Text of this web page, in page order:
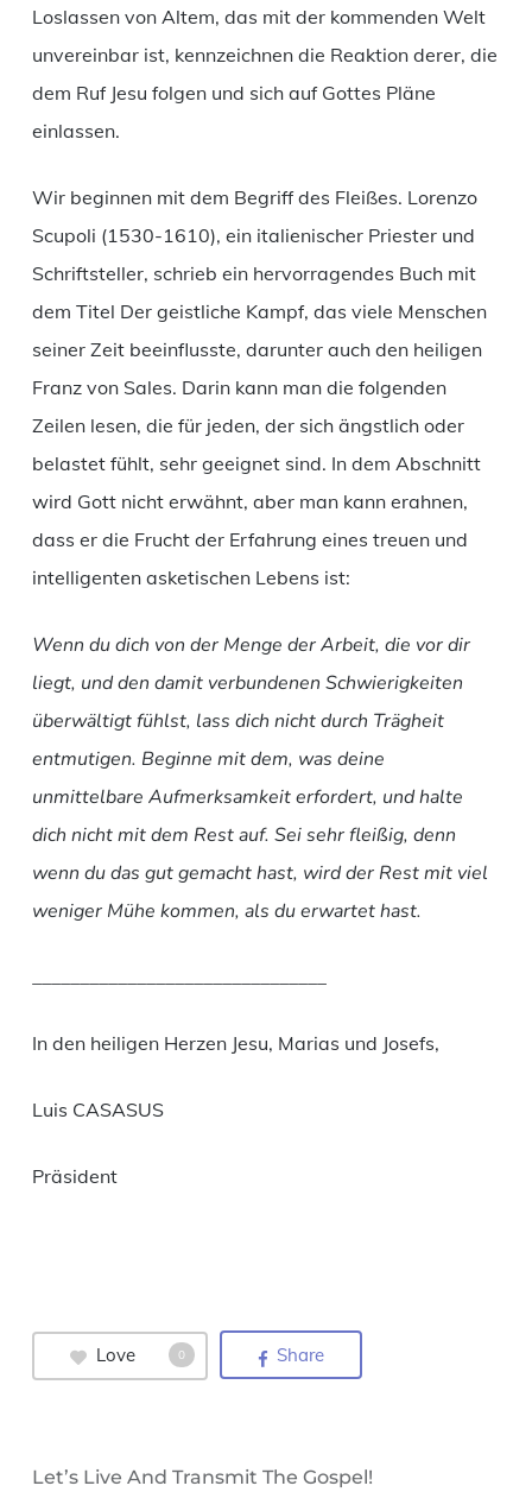
Loslassen von Altem, das mit der kommenden Welt
unvereinbar ist, kennzeichnen die Reaktion derer, die
dem Ruf Jesu folgen und sich auf Gottes Pläne
einlassen.
Wir beginnen mit dem Begriff des Fleißes. Lorenzo
Scupoli (1530-1610), ein italienischer Priester und
Schriftsteller, schrieb ein hervorragendes Buch mit
dem Titel Der geistliche Kampf, das viele Menschen
seiner Zeit beeinflusste, darunter auch den heiligen
Franz von Sales. Darin kann man die folgenden
Zeilen lesen, die für jeden, der sich ängstlich oder
belastet fühlt, sehr geeignet sind. In dem Abschnitt
wird Gott nicht erwähnt, aber man kann erahnen,
dass er die Frucht der Erfahrung eines treuen und
intelligenten asketischen Lebens ist:
Wenn du dich von der Menge der Arbeit, die vor dir
liegt, und den damit verbundenen Schwierigkeiten
überwältigt fühlst, lass dich nicht durch Trägheit
entmutigen. Beginne mit dem, was deine
unmittelbare Aufmerksamkeit erfordert, und halte
dich nicht mit dem Rest auf. Sei sehr fleißig, denn
wenn du das gut gemacht hast, wird der Rest mit viel
weniger Mühe kommen, als du erwartet hast.
In den heiligen Herzen Jesu, Marias und Josefs,
Luis CASASUS
Präsident
Love 0 Share
Let’s Live And Transmit The Gospel!